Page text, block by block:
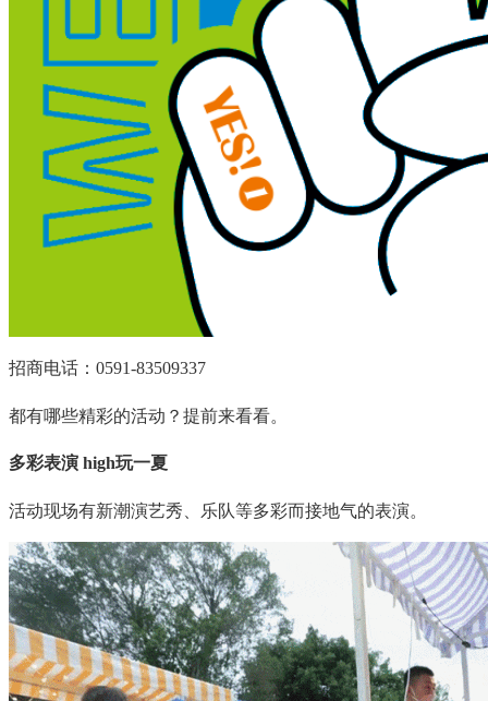
招商电话：0591-83509337
都有哪些精彩的活动？提前来看看。
多彩表演 high玩一夏
活动现场有新潮演艺秀、乐队等多彩而接地气的表演。